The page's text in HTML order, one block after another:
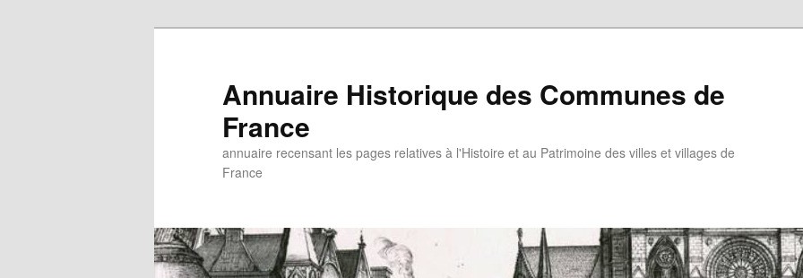
Annuaire Historique des Communes de
France
annuaire recensant les pages relatives à l'Histoire et au Patrimoine des villes et villages de
France